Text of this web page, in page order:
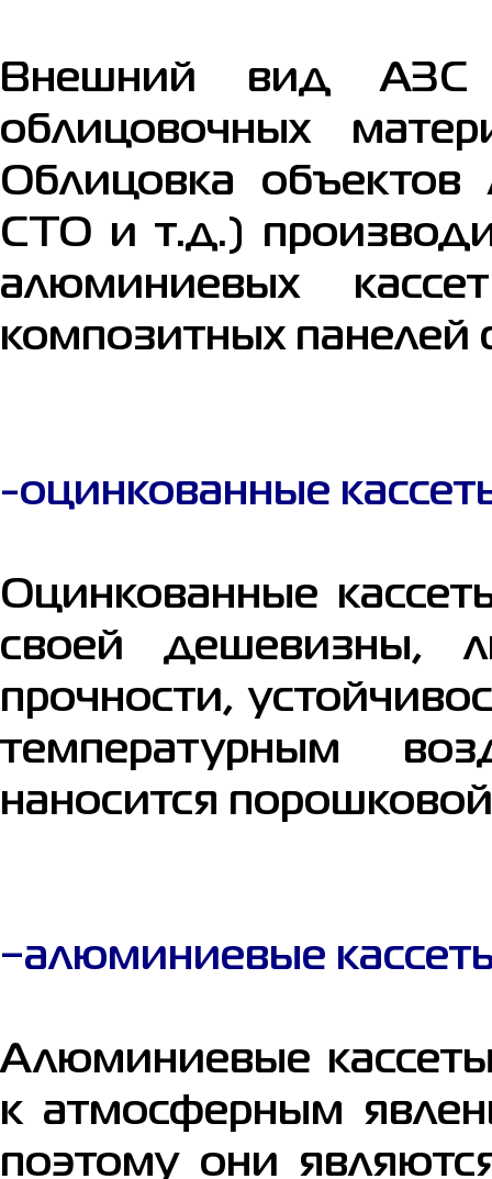
Внешний вид АЗС
облицовочных
Облицовка
СТО и т.д.)
алюминиевых
композитных панелей
-оцинкованные
Оцинкованные
своей дешевизны,
прочности,
температурным
наносится
−алюминиевые
Алюминиевые
к атмосферным
поэтому они